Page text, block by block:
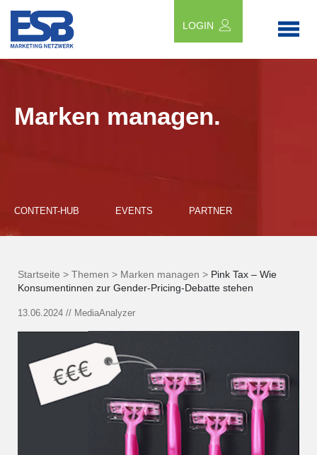
LOGIN
Marken managen.
CONTENT-HUB EVENTS PARTNER
Startseite > Themen > Marken managen > Pink Tax – Wie
Konsumentinnen zur Gender-Pricing-Debatte stehen
13.06.2024 // MediaAnalyzer